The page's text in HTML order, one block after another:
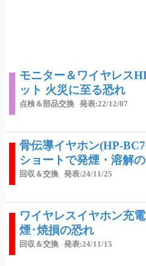
モニター＆ワイヤレス
ット 火災に至る恐れ
点検＆部品交換 発表:22/12/07
骨伝導イヤホン(HP-
ショートで発煙・溶解
回収＆交換 発表:24/11/25
ワイヤレスイヤホン充
煙･焼損の恐れ
回収＆交換 発表:24/11/15